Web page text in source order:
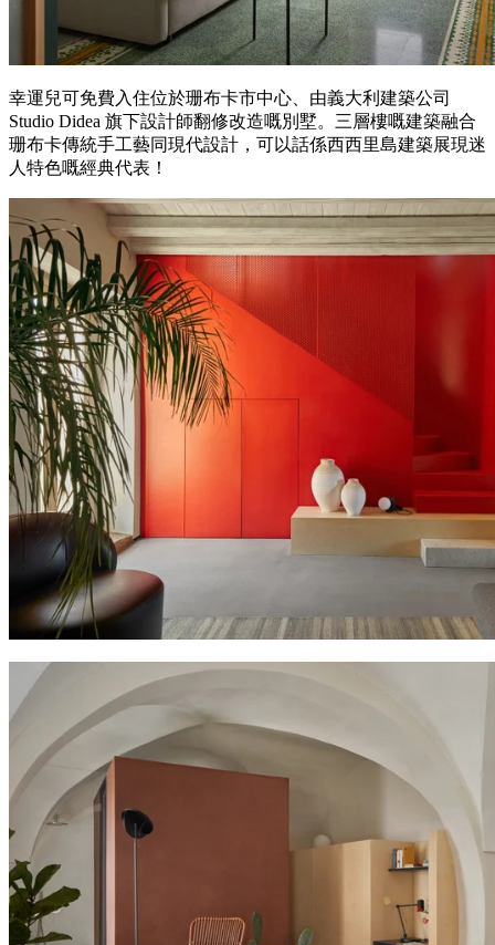
幸運兒可免費入住位於珊布卡市中心、由義大利建築公司
Studio Didea 旗下設計師翻修改造嘅別墅。三層樓嘅建築融合
珊布卡傳統手工藝同現代設計，可以話係西西里島建築展現迷
人特色嘅經典代表！